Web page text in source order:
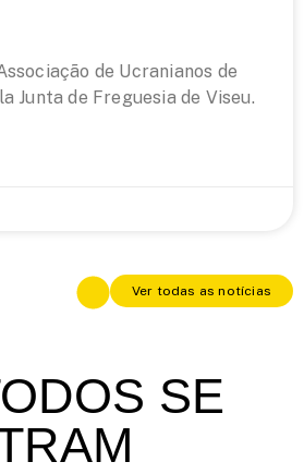
de Ucranianos de
Junta de Freguesia de Viseu.
Ver todas as notícias
SE